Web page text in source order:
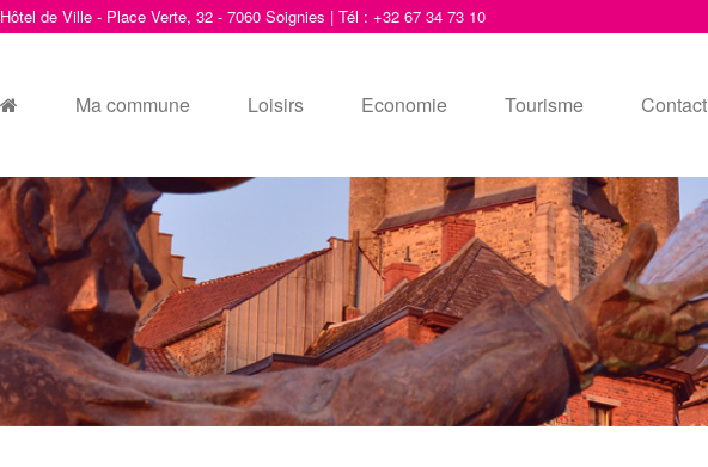
Hôtel de Ville - Place Verte, 32 - 7060 Soignies | Tél : +32 67 34 73 10
Ma commune Loisirs Economie Tourisme Contact